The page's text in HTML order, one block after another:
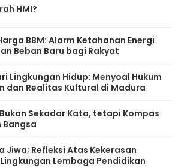
HMI?
BBM: Alarm Ketahanan Energi
Beban Baru bagi Rakyat
Lingkungan Hidup: Menyoal Hukum
dan Realitas Kultural di Madura
Sekadar Kata, tetapi Kompas
Bangsa
Jiwa; Refleksi Atas Kekerasan
Lembaga Pendidikan